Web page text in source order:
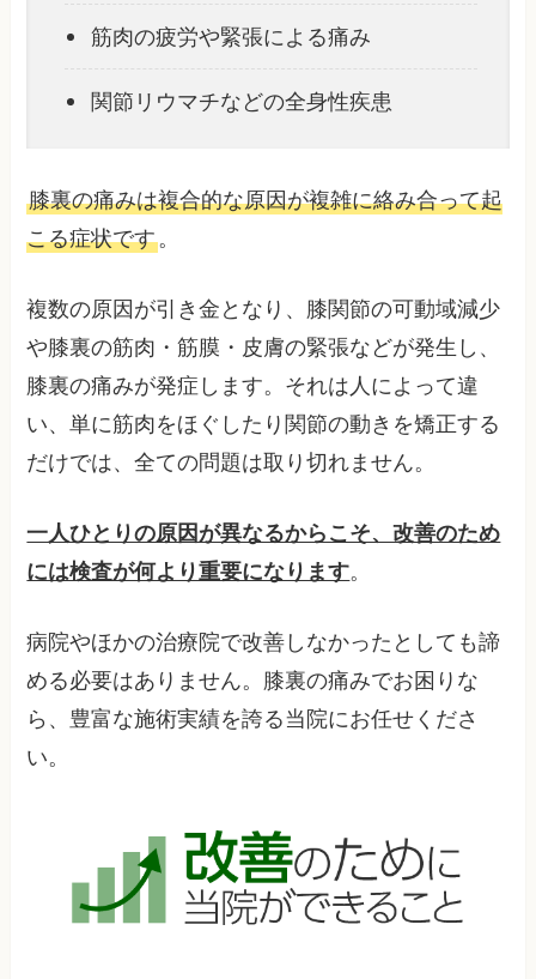
筋肉の疲労や緊張による痛み
関節リウマチなどの全身性疾患
膝裏の痛みは複合的な原因が複雑に絡み合って起
こる症状です。
複数の原因が引き金となり、膝関節の可動域減少
や膝裏の筋肉・筋膜・皮膚の緊張などが発生し、
膝裏の痛みが発症します。それは人によって違
い、単に筋肉をほぐしたり関節の動きを矯正する
だけでは、全ての問題は取り切れません。
一人ひとりの原因が異なるからこそ、改善のため
には検査が何より重要になります。
病院やほかの治療院で改善しなかったとしても諦
める必要はありません。膝裏の痛みでお困りな
ら、豊富な施術実績を誇る当院にお任せくださ
い。